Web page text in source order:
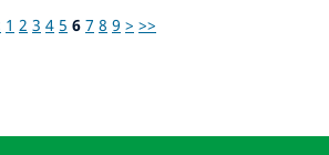
1 2 3 4 5 6 7 8 9 > >>